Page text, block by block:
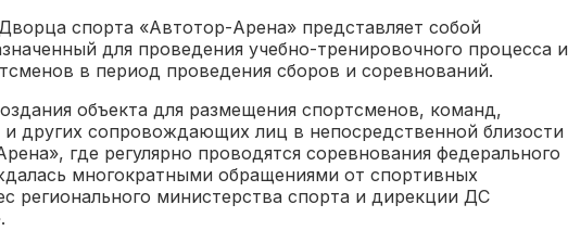
спорта «Автотор-Арена» представляет собой
для проведения учебно-тренировочного процесса и
в период проведения сборов и соревнований.
объекта для размещения спортсменов, команд,
и других сопровождающих лиц в непосредственной близости
где регулярно проводятся соревнования федерального
многократными обращениями от спортивных
регионального министерства спорта и дирекции ДС